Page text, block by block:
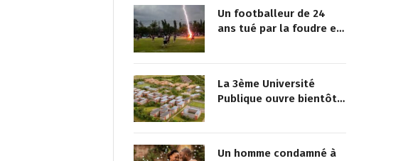
Un footballeur de 24
ans tué par la foudre en
La 3ème Université
Publique ouvre bientôt
Un homme condamné à